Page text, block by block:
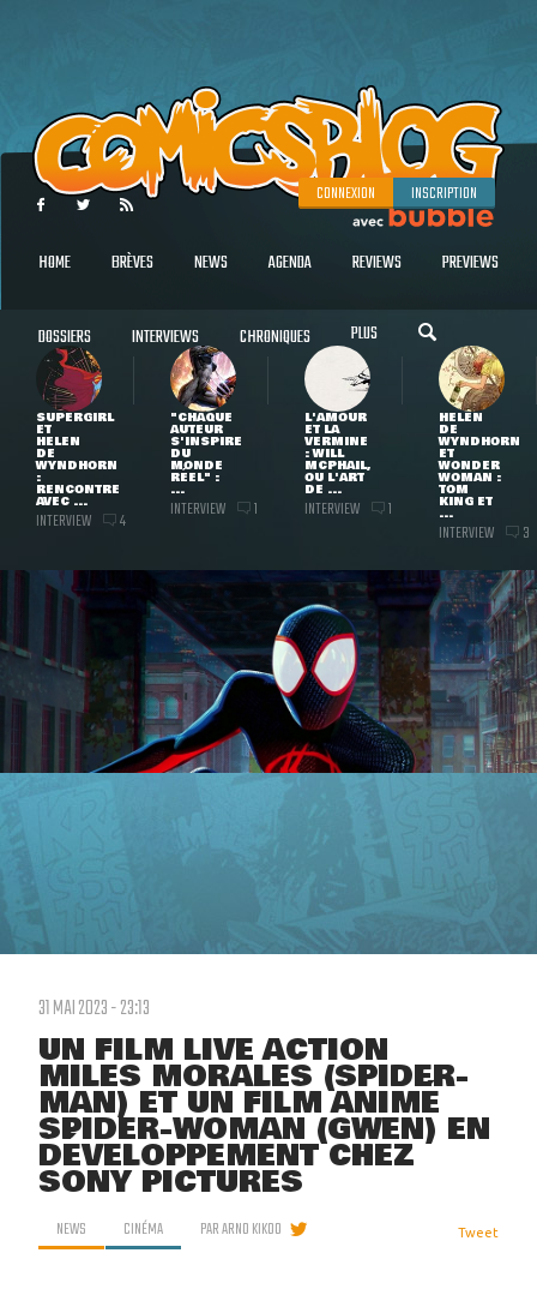
CONNEXION INSCRIPTION
HOME BRÈVES NEWS AGENDA REVIEWS PREVIEWS
DOSSIERS INTERVIEWS CHRONIQUES PLUS
SUPERGIRL
ET
HELEN
DE
WYNDHORN
:
RENCONTRE
AVEC ...
INTERVIEW 4
"CHAQUE
AUTEUR
S'INSPIRE
DU
MONDE
RÉEL" :
...
INTERVIEW 1
L'AMOUR
ET LA
VERMINE
: WILL
MCPHAIL,
OU L'ART
DE ...
INTERVIEW 1
HELEN
DE
WYNDHORN
ET
WONDER
WOMAN :
TOM
KING ET
...
INTERVIEW 3
31 MAI 2023 - 23:13
UN FILM LIVE ACTION
MILES MORALES (SPIDER-
MAN) ET UN FILM ANIMÉ
SPIDER-WOMAN (GWEN) EN
DÉVELOPPEMENT CHEZ
SONY PICTURES
NEWS CINÉMA PARARNO KIKOO Tweet